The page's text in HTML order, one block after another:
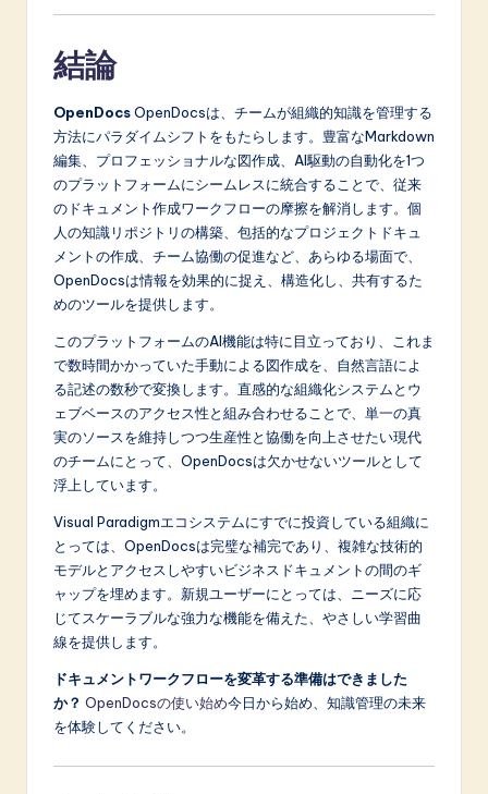
結論
OpenDocsOpenDocsは、チームが組織的知識を管理する
方法にパラダイムシフトをもたらします。豊富なMarkdown
編集、プロフェッショナルな図作成、AI駆動の自動化を1つ
のプラットフォームにシームレスに統合することで、従来
のドキュメント作成ワークフローの摩擦を解消します。個
人の知識リポジトリの構築、包括的なプロジェクトドキュ
メントの作成、チーム協働の促進など、あらゆる場面で、
OpenDocsは情報を効果的に捉え、構造化し、共有するた
めのツールを提供します。
このプラットフォームのAI機能は特に目立っており、これま
で数時間かかっていた手動による図作成を、自然言語によ
る記述の数秒で変換します。直感的な組織化システムとウ
ェブベースのアクセス性と組み合わせることで、単一の真
実のソースを維持しつつ生産性と協働を向上させたい現代
のチームにとって、OpenDocsは欠かせないツールとして
浮上しています。
Visual Paradigmエコシステムにすでに投資している組織に
とっては、OpenDocsは完璧な補完であり、複雑な技術的
モデルとアクセスしやすいビジネスドキュメントの間のギ
ャップを埋めます。新規ユーザーにとっては、ニーズに応
じてスケーラブルな強力な機能を備えた、やさしい学習曲
線を提供します。
ドキュメントワークフローを変革する準備はできました
か？ OpenDocsの使い始め今日から始め、知識管理の未来
を体験してください。